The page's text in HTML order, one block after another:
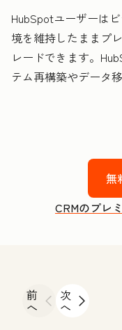
HubSpotユーザーは
境を維持したままプ
レードできます。
テム再構築やデータ
無
CRMのプレ
前
へ
次
へ